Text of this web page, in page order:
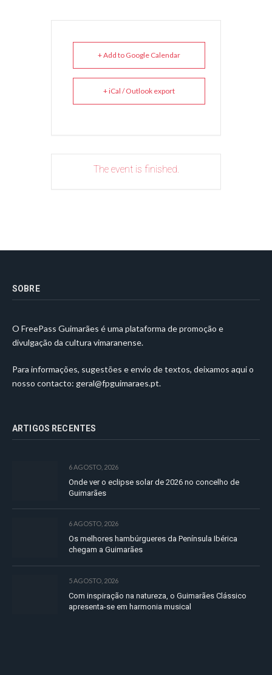
+ Add to Google Calendar
+ iCal / Outlook export
The event is finished.
SOBRE
O FreePass Guimarães é uma plataforma de promoção e
divulgação da cultura vimaranense.
Para informações, sugestões e envio de textos, deixamos aqui o
nosso contacto: geral@fpguimaraes.pt.
ARTIGOS RECENTES
6 AGOSTO, 2026
Onde ver o eclipse solar de 2026 no concelho de
Guimarães
6 AGOSTO, 2026
Os melhores hambúrgueres da Península Ibérica
chegam a Guimarães
5 AGOSTO, 2026
Com inspiração na natureza, o Guimarães Clássico
apresenta-se em harmonia musical